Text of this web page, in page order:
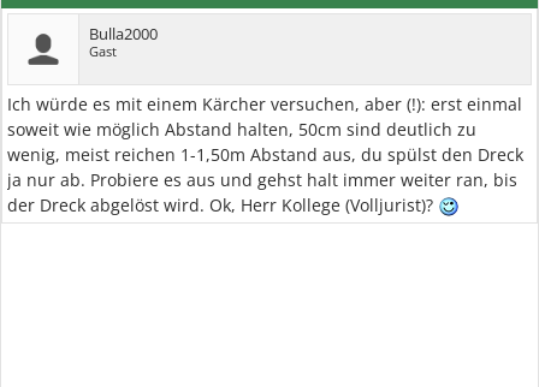
Bulla2000
Gast
Ich würde es mit einem Kärcher versuchen, aber (!): erst einmal
soweit wie möglich Abstand halten, 50cm sind deutlich zu
wenig, meist reichen 1-1,50m Abstand aus, du spülst den Dreck
ja nur ab. Probiere es aus und gehst halt immer weiter ran, bis
der Dreck abgelöst wird. Ok, Herr Kollege (Volljurist)?